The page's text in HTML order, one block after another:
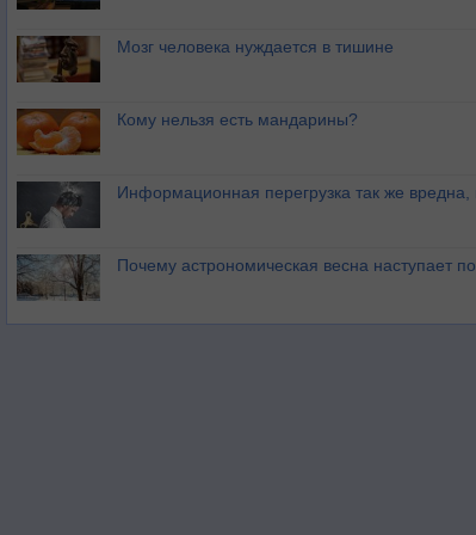
Мозг человека нуждается в тишине
Кому нельзя есть мандарины?
Информационная перегрузка так же вредна,
Почему астрономическая весна наступает